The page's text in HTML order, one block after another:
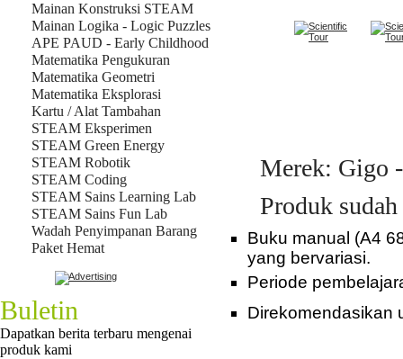
Mainan Konstruksi STEAM
Mainan Logika - Logic Puzzles
APE PAUD - Early Childhood
Matematika Pengukuran
Matematika Geometri
Matematika Eksplorasi
Kartu / Alat Tambahan
STEAM Eksperimen
STEAM Green Energy
STEAM Robotik
STEAM Coding
STEAM Sains Learning Lab
STEAM Sains Fun Lab
Wadah Penyimpanan Barang
Paket Hemat
Buletin
Dapatkan berita terbaru mengenai
produk kami
Merek: Gigo
Produk
Buku manual (A4
yang bervariasi.
Periode
Direkomendasikan